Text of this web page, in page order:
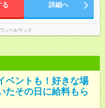
る 詳細へ
ンベルウッズ
ベントも！好きな場
その日に給料もら